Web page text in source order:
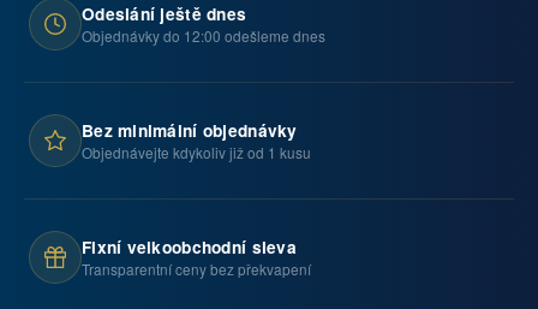
Odeslání ještě dnes
Objednávky do 12:00 odešleme dnes
Bez minimální objednávky
Objednávejte kdykoliv již od 1 kusu
Fixní velkoobchodní sleva
Transparentní ceny bez překvapení